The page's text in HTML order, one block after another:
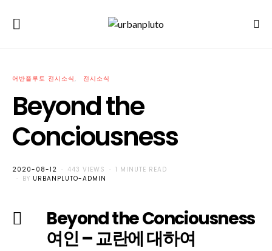
어반플루토 전시소식 전시소식
Beyond the
Conciousness
POSTED
ON
2020-08-12 443 VIEWS
1 MINUTE READ
BY URBANPLUTO-ADMIN
Beyond the Conciousness
여인 – 교란에 대하여